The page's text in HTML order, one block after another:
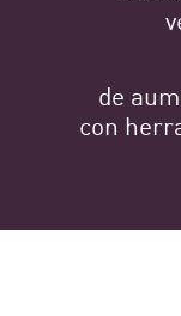
de
con